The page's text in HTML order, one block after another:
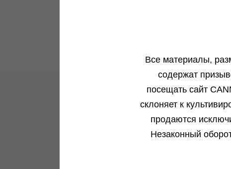
Новости и акции
Все самое интересное в одном месте
Все материалы,
содержат
посещать сайт
склоняет к
продаются
Незаконный